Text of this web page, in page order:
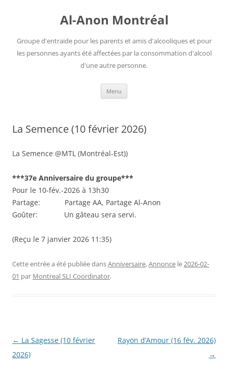
Al-Anon Montréal
Groupe d'entraide pour les parents et amis d'alcooliques et pour
les personnes ayants été affectées par la consommation d'alcool
d'une autre personne.
Menu
La Semence (10 février 2026)
La Semence @MTL (Montréal-Est))
***37e Anniversaire du groupe***
Pour le 10-fév.-2026 à 13h30
Partage: Partage AA, Partage Al-Anon
Goûter: Un gâteau sera servi.
(Reçu le 7 janvier 2026 11:35)
Cette entrée a été publiée dansAnniversaire,Annonce le2026-02-
01 par Montreal SLI Coordinator.
Navigation
des
← La Sagesse (10 février
2026)
Rayon d’Amour (16 fév. 2026)
→